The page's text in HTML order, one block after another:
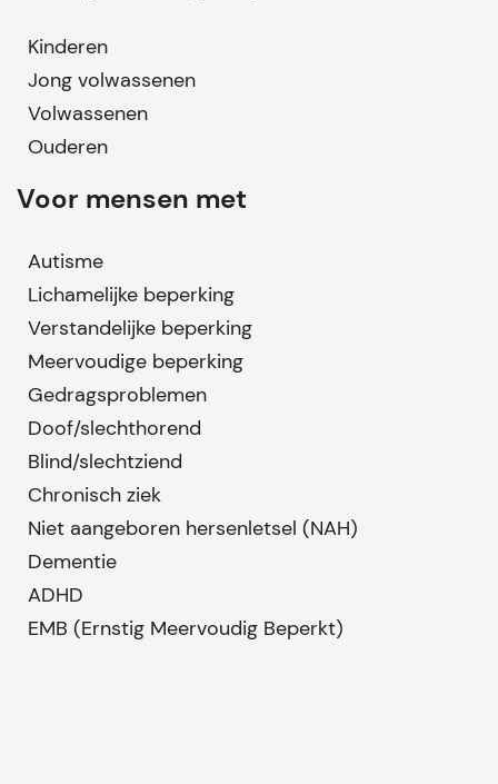
Kinderen
Jong volwassenen
Volwassenen
Ouderen
Voor mensen met
Autisme
Lichamelijke beperking
Verstandelijke beperking
Meervoudige beperking
Gedragsproblemen
Doof/slechthorend
Blind/slechtziend
Chronisch ziek
Niet aangeboren hersenletsel (NAH)
Dementie
ADHD
EMB (Ernstig Meervoudig Beperkt)